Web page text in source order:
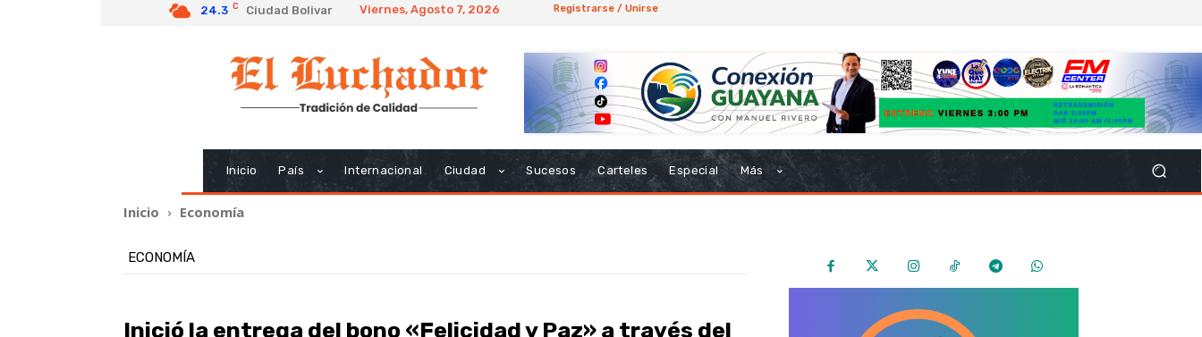
24.3 C Ciudad Bolivar Viernes, Agosto 7, 2026 Registrarse / Unirse
Inicio País Internacional Ciudad Sucesos Carteles Especial Más
Inicio Economía
ECONOMÍA
Inició la entrega del bono «Felicidad y Paz» a través del